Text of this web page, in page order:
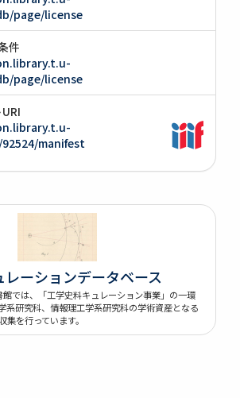
page/license
件
page/license
manifest
ーションデータベース
では、「工学史料キュレーション事業」の一環
系研究科、情報理工学系研究科の学術資産となる
を行っています。